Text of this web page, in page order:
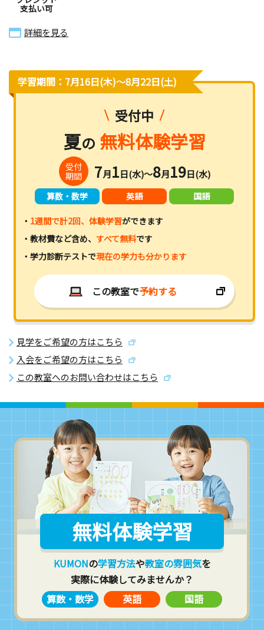
支払い可
詳細を見る
学習期間：7月16日(木)〜8月22日(土)
受付中
夏の 無料体験学習
受付
期間
7月1日(水)～8月19日(水)
算数・数学 英語 国語
・ 1週間で計2回、体験学習ができます
・教材費など含め、 すべて無料です
・学力診断テストで現在の学力も分かります
この教室で予約する
見学をご希望の方はこちら
入会をご希望の方はこちら
この教室へのお問い合わせはこちら
無料体験学習
KUMONの学習方法や教室の雰囲気を
実際に体験してみませんか？
算数・数学
英語 国語